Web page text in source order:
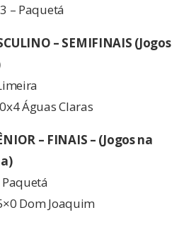
– Paquetá
– SEMIFINAIS (Jogos
Águas Claras
– FINAIS – (Jogos na
Dom Joaquim